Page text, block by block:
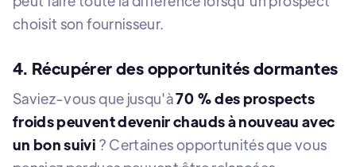
choisit son fournisseur.
4. Récupérer des opportunités dormantes
Saviez-vous que jusqu'à70 % des prospects
froids peuvent devenir chauds à nouveau avec
un bon suivi ? Certaines opportunités que vous